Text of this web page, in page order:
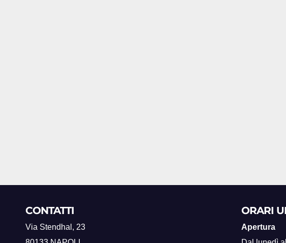
CONTATTI
Via Stendhal, 23
ORARI
Apertura